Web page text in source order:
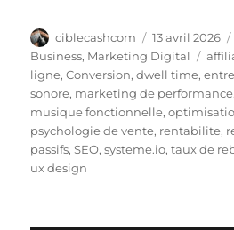
c
e
b
o
o
k
it
te
r
te
re
st
m
bl
r
d
di
t
Auteur
ciblecashcom
Publié
le
13 avril 2026
Business, Marketing Digital
ligne,Conversion,dwell time,
sonore, marketing de performance
musique fonctionnelle,
psychologie de vente, rentabilite,
passifs,SEO,systeme.io,taux de
ux design